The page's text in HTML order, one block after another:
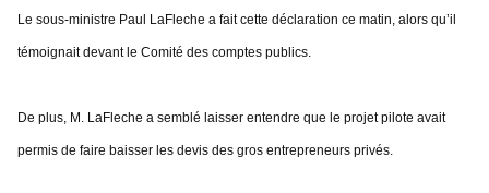
Le sous-ministre Paul LaFleche a fait cette déclaration ce matin, alors qu’il
témoignait devant le Comité des comptes publics.
De plus, M. LaFleche a semblé laisser entendre que le projet pilote avait
permis de faire baisser les devis des gros entrepreneurs privés.